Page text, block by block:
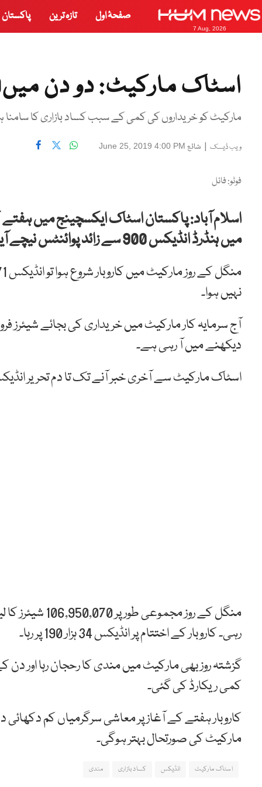
7 Aug, 2026
صفحۂ اول تازہ ترین پاکستان
اسٹاک مارکیٹ: دو دن میں900سے زائد پوائنٹس کی کمی
مارکیٹ کو خریداروں کی کمی کے سبب کساد بازاری کا
ویب ڈیسک | شائع June 25, 2019 4:00 PM
فوٹو: فائل
اسلام آباد: پاکستان اسٹاک ایکسچینج میں
میں ہنڈرڈ انڈیکس 900 سے زائد پوائنٹس نیچے آیا ہے۔
نہیں ہوا۔
آج سرمایہ کار مارکیٹ میں خریداری کی بجائے
دیکھنے میں آ رہی ہے۔
اسٹاک مارکیٹ سے آخری خبر آنے تک تا دم تحریر انڈیکس میں 281 پوائنٹس کی کمی
رہی۔ کاروبار کے اختتام پر انڈیکس 34 ہزار 190 پر رہا۔
کمی ریکارڈ کی گئی۔
کاروبار ہفتے کے آغاز پر معاشی سرگرمیاں کم دکھائی
مارکیٹ کی صورتحال بہتر ہوگی۔
اسٹاک مارکیٹ انڈیکس کساد بازاری مندی